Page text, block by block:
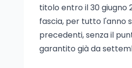
titolo entro il 30 giugno
fascia, per tutto l'anno
precedenti, senza il
garantito già da